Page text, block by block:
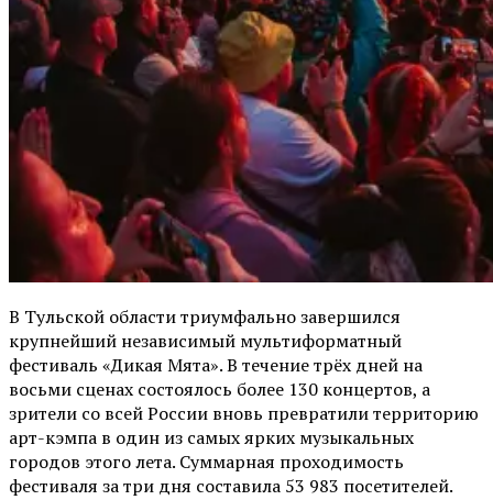
В Тульской области триумфально завершился
крупнейший независимый мультиформатный
фестиваль «Дикая Мята». В течение трёх дней на
восьми сценах состоялось более 130 концертов, а
зрители со всей России вновь превратили территорию
арт-кэмпа в один из самых ярких музыкальных
городов этого лета. Суммарная проходимость
фестиваля за три дня составила 53 983 посетителей.